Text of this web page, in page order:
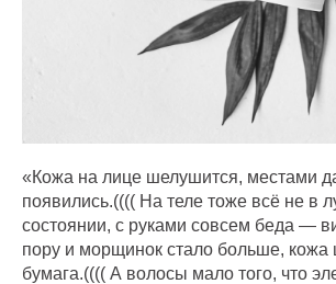
«Кожа на лице шелушится, местами
появились.(((( На теле тоже всё не в
состоянии, с руками совсем беда —
пору и морщинок стало больше, кожа
бумага.(((( А волосы мало того, что